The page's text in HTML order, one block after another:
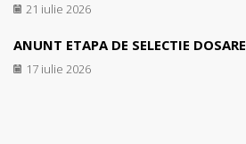
21 iulie 2026
ANUNT ETAPA DE SELECTIE
17 iulie 2026